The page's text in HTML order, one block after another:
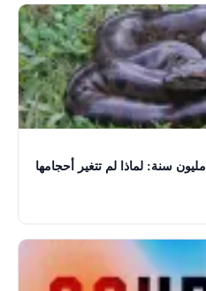
ظهور الأناكوندا العملاقة قبل 12 مليون سنة: لماذا لم تتغير أحجامها